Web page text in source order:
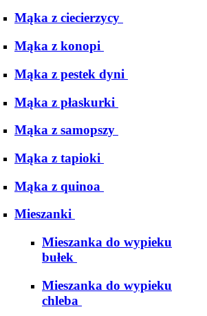
Mąka z ciecierzycy
Mąka z konopi
Mąka z pestek dyni
Mąka z płaskurki
Mąka z samopszy
Mąka z tapioki
Mąka z quinoa
Mieszanki
Mieszanka do wypieku
bułek
Mieszanka do wypieku
chleba